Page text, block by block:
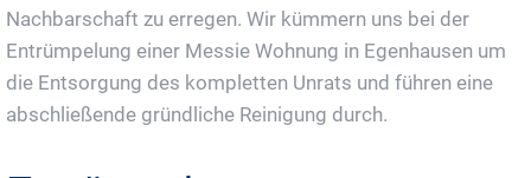
Nachbarschaft zu erregen. Wir kümmern uns bei der
Entrümpelung einer Messie Wohnung in Egenhausen um
die Entsorgung des kompletten Unrats und führen eine
abschließende gründliche Reinigung durch.